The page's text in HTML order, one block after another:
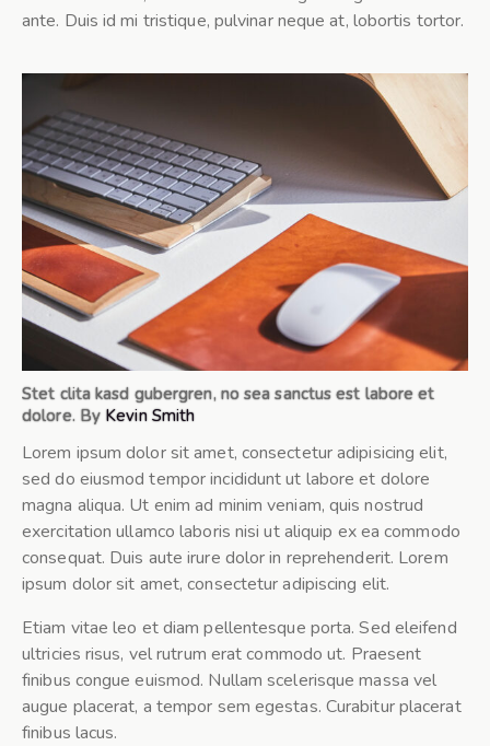
ante. Duis id mi tristique, pulvinar neque at, lobortis tortor.
Stet clita kasd gubergren, no sea sanctus est labore et
dolore. By Kevin Smith
Lorem ipsum dolor sit amet, consectetur adipisicing elit,
sed do eiusmod tempor incididunt ut labore et dolore
magna aliqua. Ut enim ad minim veniam, quis nostrud
exercitation ullamco laboris nisi ut aliquip ex ea commodo
consequat. Duis aute irure dolor in reprehenderit. Lorem
ipsum dolor sit amet, consectetur adipiscing elit.
Etiam vitae leo et diam pellentesque porta. Sed eleifend
ultricies risus, vel rutrum erat commodo ut. Praesent
finibus congue euismod. Nullam scelerisque massa vel
augue placerat, a tempor sem egestas. Curabitur placerat
finibus lacus.